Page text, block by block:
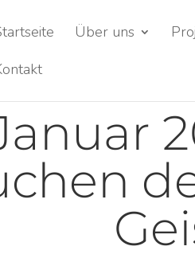
Über uns